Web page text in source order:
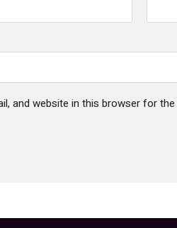
and website in this browser for